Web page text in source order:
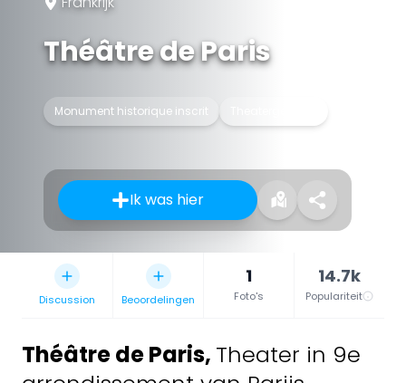
Théâtre de Paris
Monument historique inscrit
Ik was hier
Discussion Beoordelingen
1
Foto's
14.7k
Populariteit
Théâtre de Paris, Theater in 9e